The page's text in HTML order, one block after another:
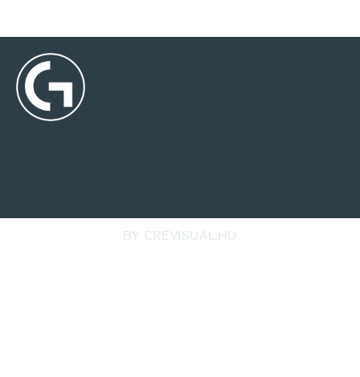
BY CREVISUAL.HU